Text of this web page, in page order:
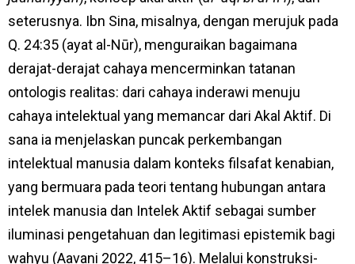
seterusnya. Ibn Sina, misalnya, dengan merujuk pada
Q. 24:35 (ayat al-Nūr), menguraikan bagaimana
derajat-derajat cahaya mencerminkan tatanan
ontologis realitas: dari cahaya inderawi menuju
cahaya intelektual yang memancar dari Akal Aktif. Di
sana ia menjelaskan puncak perkembangan
intelektual manusia dalam konteks filsafat kenabian,
yang bermuara pada teori tentang hubungan antara
intelek manusia dan Intelek Aktif sebagai sumber
iluminasi pengetahuan dan legitimasi epistemik bagi
wahyu (Aavani 2022, 415–16). Melalui konstruksi-